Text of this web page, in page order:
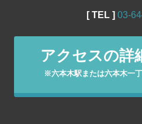
[ TEL ]
アクセスの詳
※六本木駅または六本木一